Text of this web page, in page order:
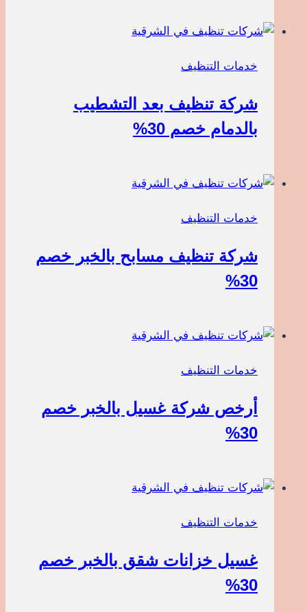
خدمات التنظيف
شركة تنظيف بعد التشطيب
بالدمام خصم 30%
خدمات التنظيف
شركة تنظيف مسابح بالخبر خصم
30%
خدمات التنظيف
أرخص شركة غسيل بالخبر خصم
30%
خدمات التنظيف
غسيل خزانات شقق بالخبر خصم
30%